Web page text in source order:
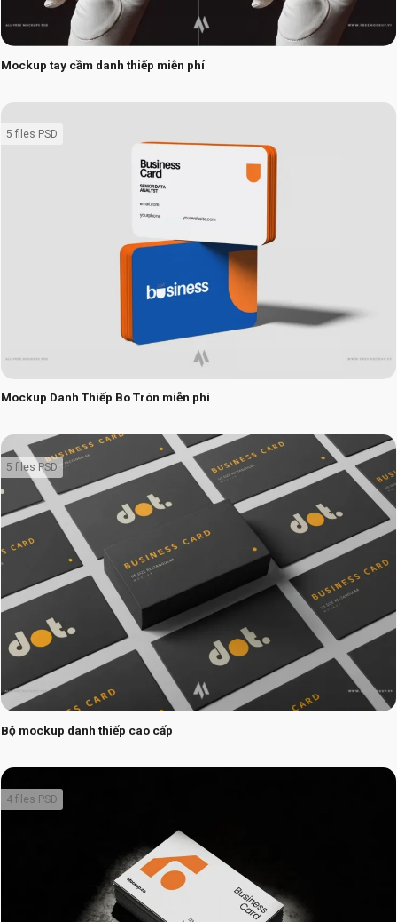
Mockup tay cầm danh thiếp miễn phí
Mockup Danh Thiếp Bo Tròn miễn phí
5 files PSD
Bộ mockup danh thiếp cao cấp
5 files PSD
4 files PSD